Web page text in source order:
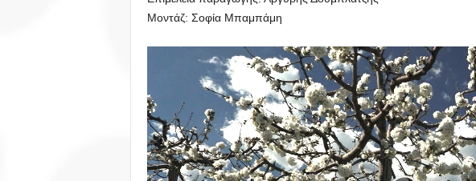
Μοντάζ: Σοφία Μπαμπάμη
Αναπαραγωγής
Βίντεο